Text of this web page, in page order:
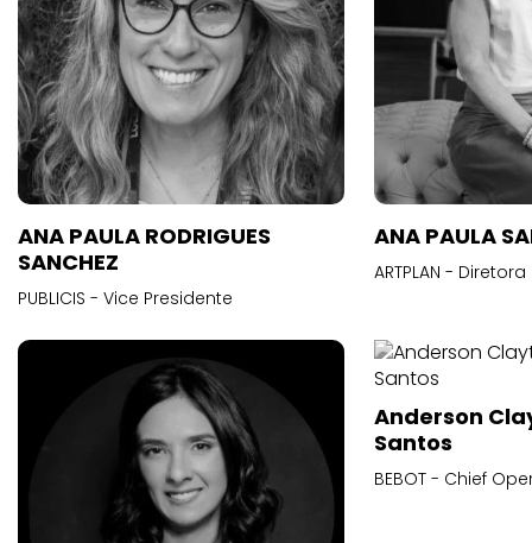
ANA PAULA RODRIGUES
SANCHEZ
PUBLICIS - Vice Presidente
ANA PAULA
ARTPLAN -
Anderson
Santos
BEBOT - Chief